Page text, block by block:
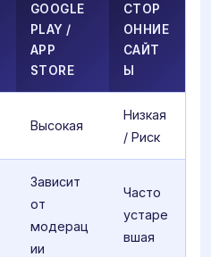
GOOGLE
PLAY /
APP
STORE
СТОР
ОННИЕ
САЙТ
Ы
Высокая
Низкая
/ Риск
Зависит
от
модерац
ии
Часто
устаре
вшая